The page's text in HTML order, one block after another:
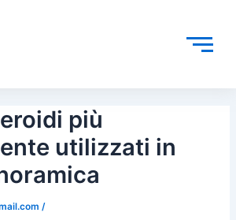
più
utilizzati in
/